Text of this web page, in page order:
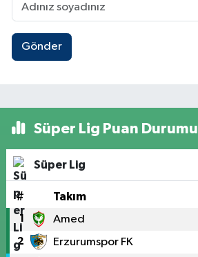
Gönder
Süper Lig Puan Durumu
Süper Lig
# Takım
1 Amed
2 Erzurumspor FK